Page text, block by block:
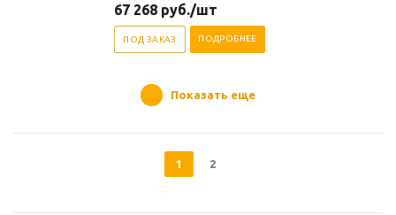
67 268 руб./шт
ПОД ЗАКАЗ ПОДРОБНЕЕ
Показать еще
1 2